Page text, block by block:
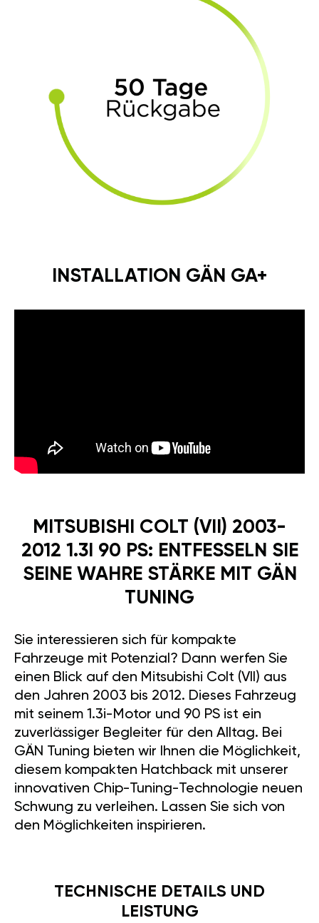
INSTALLATION GÄN GA+
MITSUBISHI COLT (VII) 2003-
2012 1.3I 90 PS: ENTFESSELN SIE
SEINE WAHRE STÄRKE MIT GÄN
TUNING
Sie interessieren sich für kompakte
Fahrzeuge mit Potenzial? Dann werfen Sie
einen Blick auf den Mitsubishi Colt (VII) aus
den Jahren 2003 bis 2012. Dieses Fahrzeug
mit seinem 1.3i-Motor und 90 PS ist ein
zuverlässiger Begleiter für den Alltag. Bei
GÄN Tuning bieten wir Ihnen die Möglichkeit,
diesem kompakten Hatchback mit unserer
innovativen Chip-Tuning-Technologie neuen
Schwung zu verleihen. Lassen Sie sich von
den Möglichkeiten inspirieren.
TECHNISCHE DETAILS UND
LEISTUNG